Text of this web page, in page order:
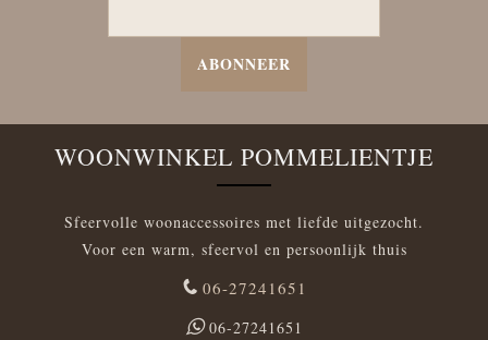
ABONNEER
WOONWINKEL POMMELIENTJE
Sfeervolle woonaccessoires met liefde uitgezocht.
Voor een warm, sfeervol en persoonlijk thuis
06-27241651
06-27241651